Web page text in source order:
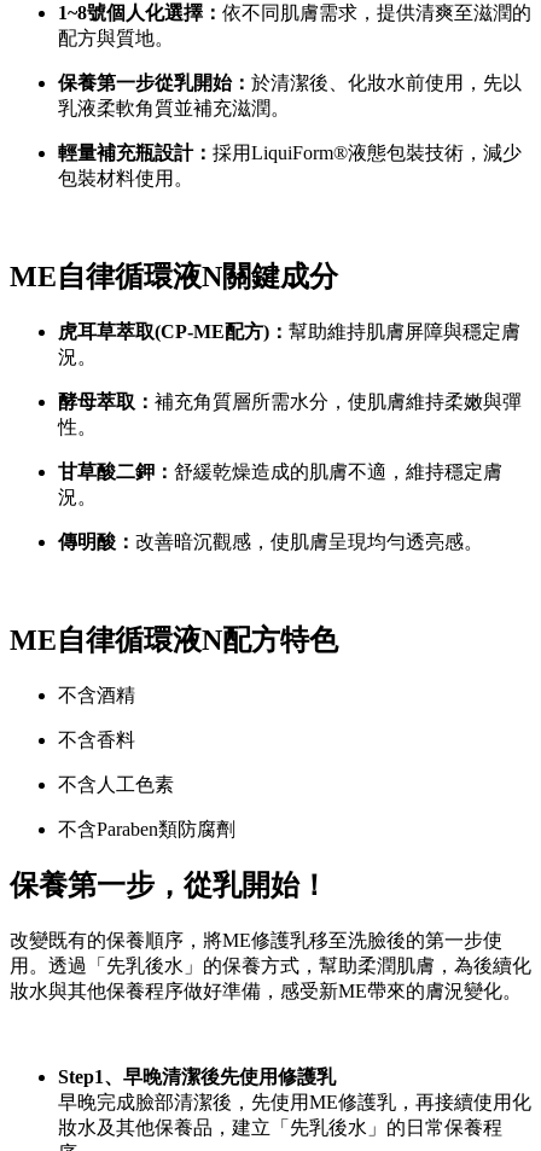
1~8號個人化選擇： 依不同肌膚需求，提供清爽至滋潤的
配方與質地。
保養第一步從乳開始： 於清潔後、化妝水前使用，先以
乳液柔軟角質並補充滋潤。
輕量補充瓶設計： 採用LiquiForm®液態包裝技術，減少
包裝材料使用。
ME自律循環液N關鍵成分
虎耳草萃取(CP-ME配方)： 幫助維持肌膚屏障與穩定膚
況。
酵母萃取： 補充角質層所需水分，使肌膚維持柔嫩與彈
性。
甘草酸二鉀： 舒緩乾燥造成的肌膚不適，維持穩定膚
況。
傳明酸： 改善暗沉觀感，使肌膚呈現均勻透亮感。
ME自律循環液N配方特色
不含酒精
不含香料
不含人工色素
不含Paraben類防腐劑
保養第一步，從乳開始！
改變既有的保養順序，將ME修護乳移至洗臉後的第一步使
用。透過「先乳後水」的保養方式，幫助柔潤肌膚，為後續化
妝水與其他保養程序做好準備，感受新ME帶來的膚況變化。
Step1、早晚清潔後先使用修護乳
早晚完成臉部清潔後，先使用ME修護乳，再接續使用化
妝水及其他保養品，建立「先乳後水」的日常保養程